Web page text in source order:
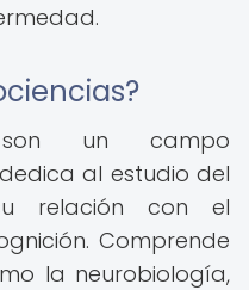
son un campo
al estudio del
relación con el
Comprende
la neurobiología,